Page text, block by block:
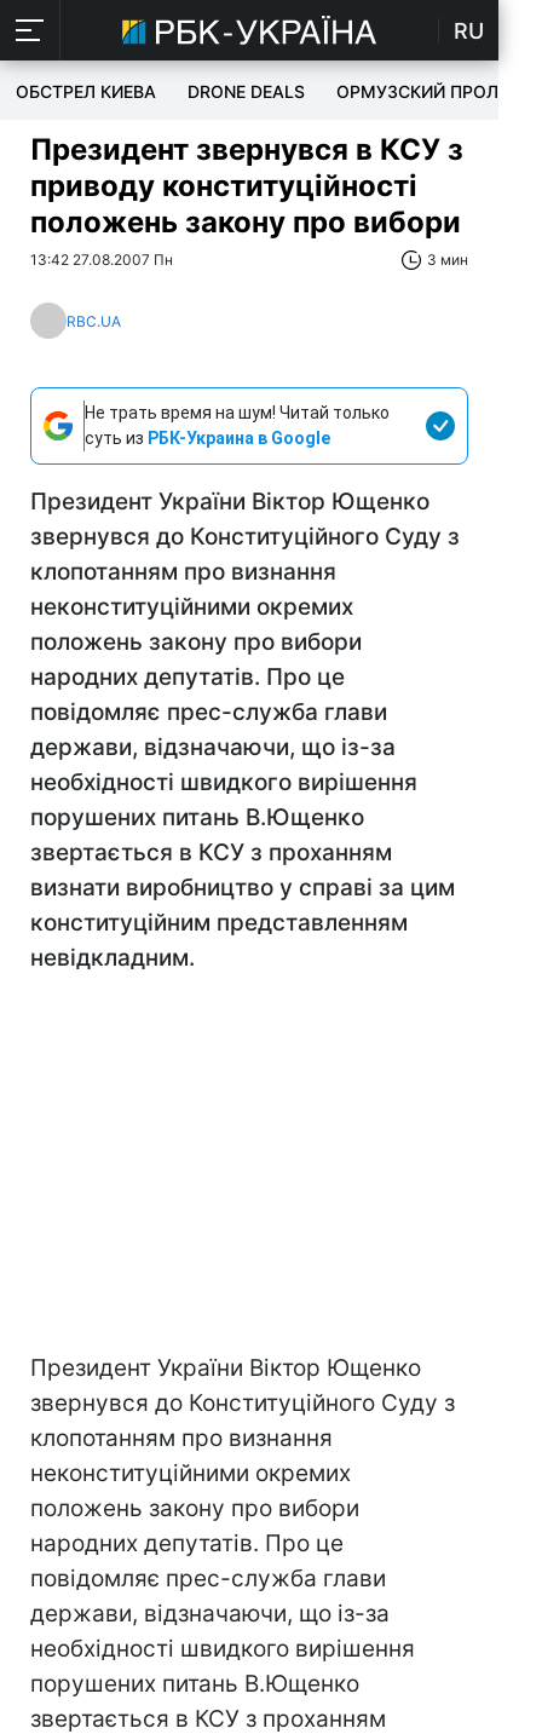
RU
ОБСТРЕЛ КИЕВА DRONE DEALS ОРМУЗСКИЙ ПРОЛИВ
Президент звернувся в КСУ з
приводу конституційності
положень закону про вибори
13:42 27.08.2007 Пн 3 мин
RBC.UA
Не трать время на шум! Читай только
суть из РБК-Украина в Google
Президент України Віктор Ющенко
звернувся до Конституційного Суду з
клопотанням про визнання
неконституційними окремих
положень закону про вибори
народних депутатів. Про це
повідомляє прес-служба глави
держави, відзначаючи, що із-за
необхідності швидкого вирішення
порушених питань В.Ющенко
звертається в КСУ з проханням
визнати виробництво у справі за цим
конституційним представленням
невідкладним.
Президент України Віктор Ющенко
звернувся до Конституційного Суду з
клопотанням про визнання
неконституційними окремих
положень закону про вибори
народних депутатів. Про це
повідомляє прес-служба глави
держави, відзначаючи, що із-за
необхідності швидкого вирішення
порушених питань В.Ющенко
звертається в КСУ з проханням